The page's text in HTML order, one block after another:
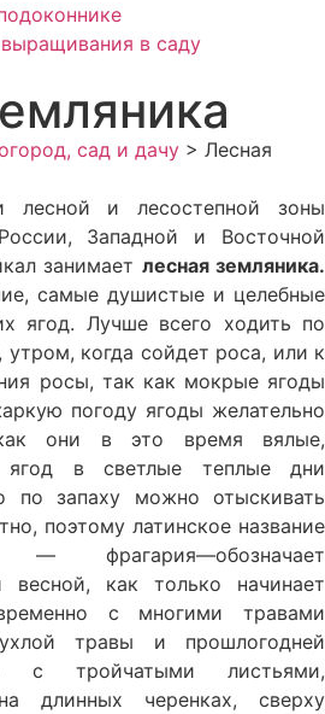
в саду
сад и дачу > Лесная
лесной и лесостеп­ной зоны
За­падной и Восточной
занимает лесная земляника.
самые душистые и целебные
ягод. Лучше всего хо­дить по
утром, когда сойдет роса, или к
росы, так как мокрые ягоды
погоду ягоды желательно
они в это время вялые,
ягод в светлые теплые дни
по запаху можно отыскивать
поэ­тому латинское название
фрагария—обозначает
весной, как только начинает
с многими трава­ми
травы и про­шлогодней
с тройчаты­ми листьями,
длин­ных черенках, сверху